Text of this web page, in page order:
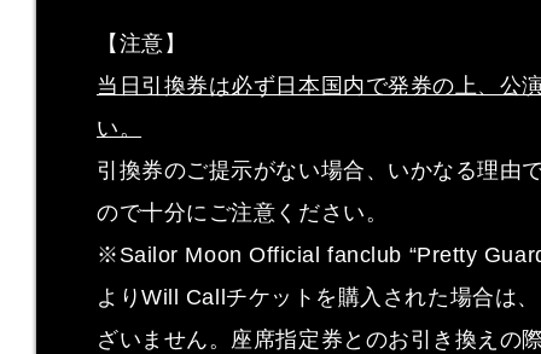
【注意】
当日引換券は必ず日本国内で発券の上、公
い。
引換券のご提示がない場合、いかなる理由
ので十分にご注意ください。
※Sailor Moon Official fanclub “Pretty
よりWill Callチケットを購入された場合は
ざいません。座席指定券とのお引き換えの